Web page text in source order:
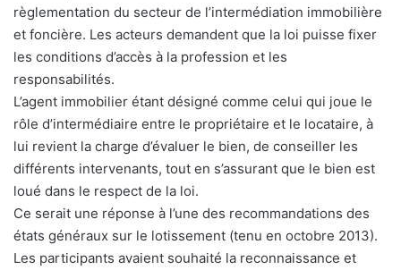
règlementation du secteur de l’intermédiation immobilière
et foncière. Les acteurs demandent que la loi puisse fixer
les conditions d’accès à la profession et les
responsabilités.
L’agent immobilier étant désigné comme celui qui joue le
rôle d’intermédiaire entre le propriétaire et le locataire, à
lui revient la charge d’évaluer le bien, de conseiller les
différents intervenants, tout en s’assurant que le bien est
loué dans le respect de la loi.
Ce serait une réponse à l’une des recommandations des
états généraux sur le lotissement (tenu en octobre 2013).
Les participants avaient souhaité la reconnaissance et